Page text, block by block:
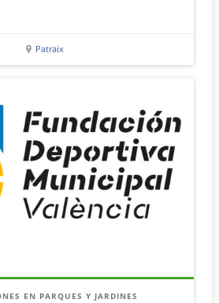
Patraix
EN PARQUES Y JARDINES